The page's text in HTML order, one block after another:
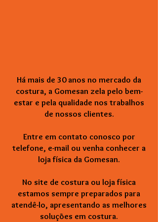
Há mais de 30 anos no mercado da
costura, a Gomesan zela pelo bem-
estar e pela qualidade nos trabalhos
de nossos clientes.
Entre em contato conosco por
telefone, e-mail ou venha conhecer a
loja física da Gomesan.
No site de costura ou loja física
estamos sempre preparados para
atendê-lo, apresentando as melhores
soluções em costura.